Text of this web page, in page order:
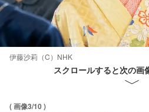
伊藤沙莉（C）NHK
スクロールすると次の画
( 画像3/10 )